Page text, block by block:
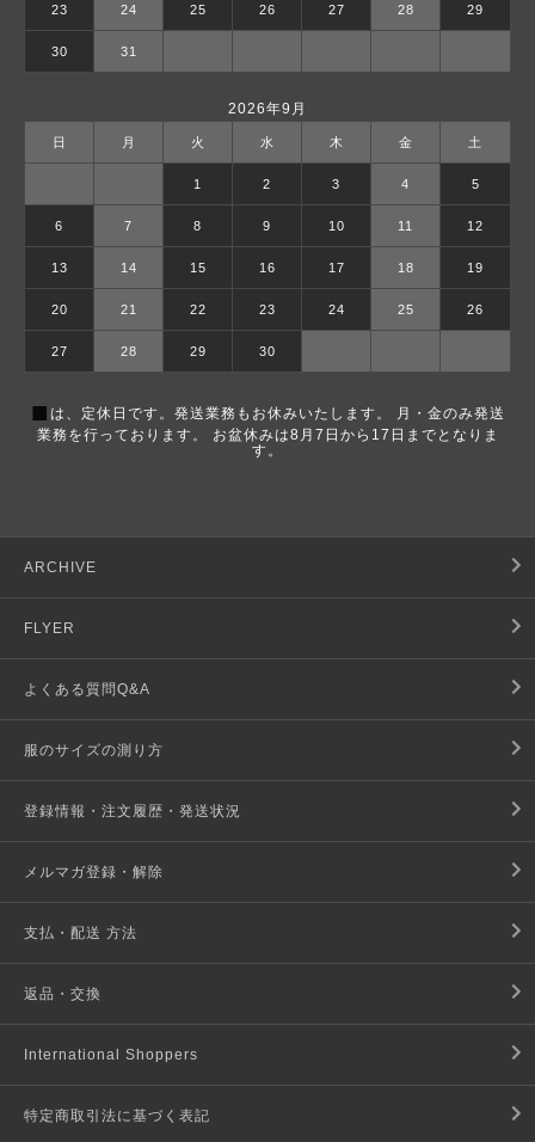
23 24 25 26 27 28 29
30 31
2026年9月
日 月 火 水 木 金 土
1 2 3 4 5
6 7 8 9 10 11 12
13 14 15 16 17 18 19
20 21 22 23 24 25 26
27 28 29 30
■ は、定休日です。発送業務もお休みいたします。 月・金のみ発送
業務を行っております。 お盆休みは8月7日から17日までとなりま
す。
ARCHIVE
FLYER
よくある質問Q&A
服のサイズの測り方
登録情報・注文履歴・発送状況
メルマガ登録・解除
支払・配送 方法
返品・交換
International Shoppers
特定商取引法に基づく表記